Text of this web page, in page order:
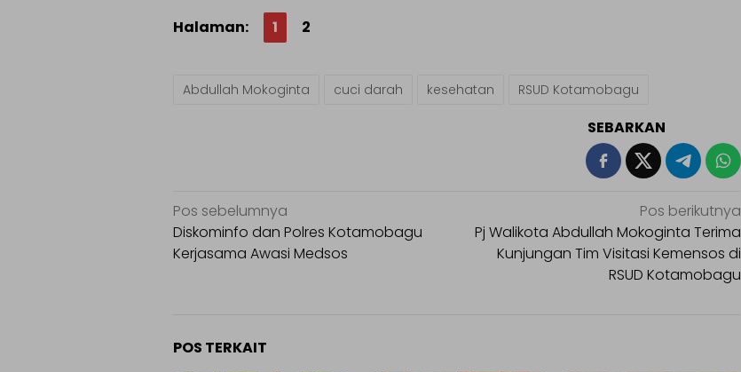
Halaman:
1 2
Abdullah Mokoginta cuci darah kesehatan RSUD Kotamobagu
SEBARKAN
Navigasi
pos
Pos sebelumnya
Diskominfo dan Polres Kotamobagu
Kerjasama Awasi Medsos
Pos berikutnya
Pj Walikota Abdullah Mokoginta Terima
Kunjungan Tim Visitasi Kemensos di
RSUD Kotamobagu
POS TERKAIT